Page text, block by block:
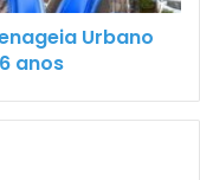
Urbano
anos